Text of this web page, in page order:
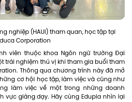
viên thuộc khoa Ngôn ngữ trường Đại
trải nghiệm thú vị khi tham gia buổi tham
Thông qua chương trình này đã mở
cơ hội học tập, làm việc và cũng như
làm việc về một trong những doanh
vực giảng dạy. Hãy cùng Edupia nhìn lại